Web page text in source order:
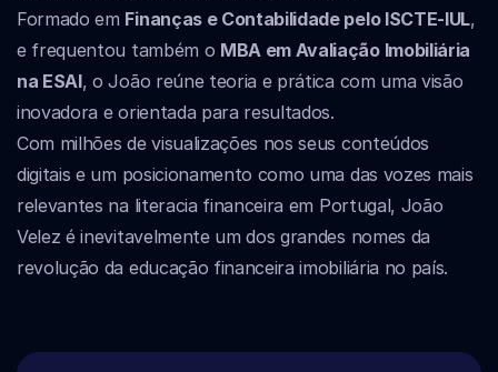
Formado em Finanças e Contabilidade pelo ISCTE-IUL,
e frequentou também o MBA em Avaliação Imobiliária
na ESAI, o João reúne teoria e prática com uma visão
inovadora e orientada para resultados.
Com milhões de visualizações nos seus conteúdos
digitais e um posicionamento como uma das vozes mais
relevantes na literacia financeira em Portugal, João
Velez é inevitavelmente um dos grandes nomes da
revolução da educação financeira imobiliária no país.